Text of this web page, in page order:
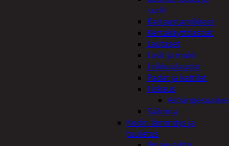
sudit
Kattaustarvikkeet
Kertakäyttöastiat
Lautaset
Lasit ja mukit
Leikkuulaudat
Padat ja kattilat
Tiskaus
Säilöntä
Kodin lämmitys ja
tuuletus